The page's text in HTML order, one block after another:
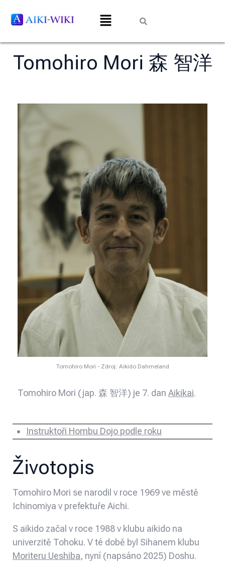
Tomohiro Mori 森 智洋
Tomohiro Mori - Zdroj: Aikido Dahmeland
Tomohiro Mori (jap. 森 智洋) je 7. dan Aikikai.
Instruktoři Hombu Dojo podle roku
Životopis
Tomohiro Mori se narodil v roce 1969 ve městě
Ichinomiya v prefektuře Aichi.
S aikido začal v roce 1988 v klubu aikido na
univerzitě Tohoku. V té době byl Sihanem klubu
Moriteru Ueshiba, nyní (napsáno 2025) Doshu.